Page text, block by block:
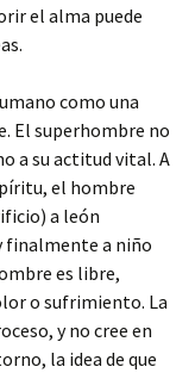
el alma puede
como una
El superhombre no
a su actitud vital. A
el hombre
a león
finalmente a niño
es libre,
o sufrimiento. La
y no cree en
la idea de que